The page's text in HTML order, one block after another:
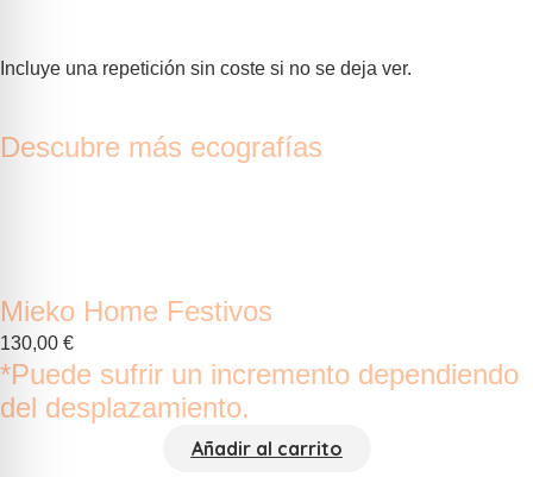
Incluye una repetición sin coste si no se deja ver.
Descubre más ecografías
Mieko Home Festivos
130,00 €
*Puede sufrir un incremento dependiendo
del desplazamiento.
Añadir al carrito